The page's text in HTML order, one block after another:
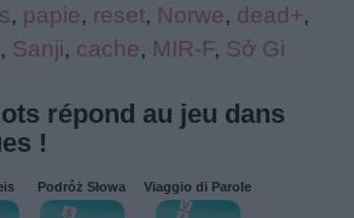
, papie, reset, Norwe, dead+,
, Sanji, cache, MIR-F, Sở Gi
répond au jeu dans
!
Podróż Słowa Viaggio di Parole